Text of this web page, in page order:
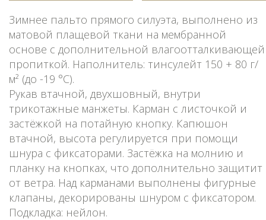
Зимнее пальто прямого силуэта, выполнено из
матовой плащевой ткани на мембранной
основе с дополнительной влагоотталкивающей
пропиткой. Наполнитель: тинсулейт 150 + 80 г/
м² (до -19 °C).
Рукав втачной, двухшовный, внутри
трикотажные манжеты. Карман с листочкой и
застёжкой на потайную кнопку. Капюшон
втачной, высота регулируется при помощи
шнура с фиксаторами. Застёжка на молнию и
планку на кнопках, что дополнительно защитит
от ветра. Над карманами выполнены фигурные
клапаны, декорированы шнуром с фиксатором.
Подкладка: нейлон.